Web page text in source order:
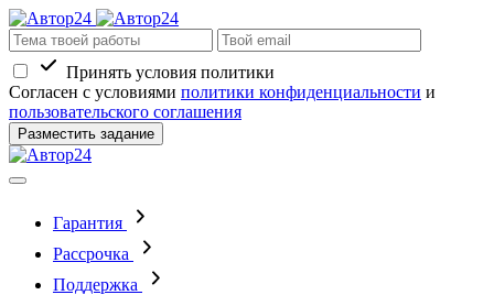
Принять условия политики
Согласен с условиями политики конфиденциальности и
пользовательского соглашения
Разместить задание
Гарантия
Рассрочка
Поддержка